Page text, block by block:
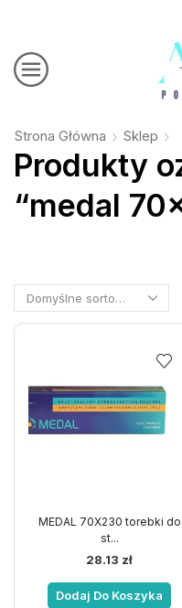
Strona Główna Sklep
Produkty
“medal
MEDAL 70X230 torebki do
st...
28.13 zł
Dodaj Do Koszyka